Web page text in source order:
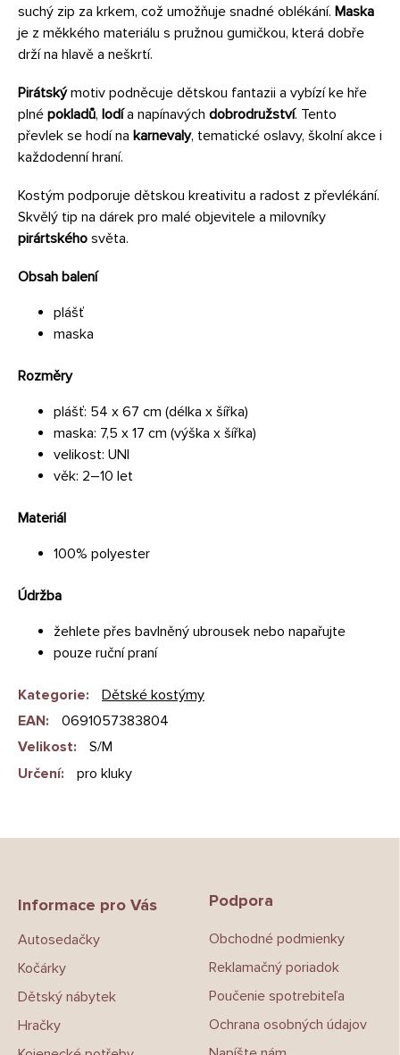
suchý zip za krkem, což umožňuje snadné oblékání. Maska
je z měkkého materiálu s pružnou gumičkou, která dobře
drží na hlavě a neškrtí.
Pirátskýmotiv podněcuje dětskou fantazii a vybízí ke hře
plné pokladů, lodía napínavých dobrodružství. Tento
převlek se hodí na karnevaly, tematické oslavy, školní akce i
každodenní hraní.
Kostým podporuje dětskou kreativitu a radost z převlékání.
Skvělý tip na dárek pro malé objevitele a milovníky
pirártského světa.
Obsah balení
plášť
maska
Rozměry
plášť: 54 x 67 cm (délka x šířka)
maska: 7,5 x 17 cm (výška x šířka)
velikost: UNI
věk: 2–10 let
Materiál
100% polyester
Údržba
žehlete přes bavlněný ubrousek nebo napařujte
pouze ruční praní
Kategorie:
Dětské kostýmy
EAN:
0691057383804
Velikost:
S/M
Určení: pro kluky
Informace pro Vás
Autosedačky
Kočárky
Dětský nábytek
Hračky
Podpora
Obchodné podmienky
Reklamačný poriadok
Poučenie spotrebiteľa
Ochrana osobných údajov